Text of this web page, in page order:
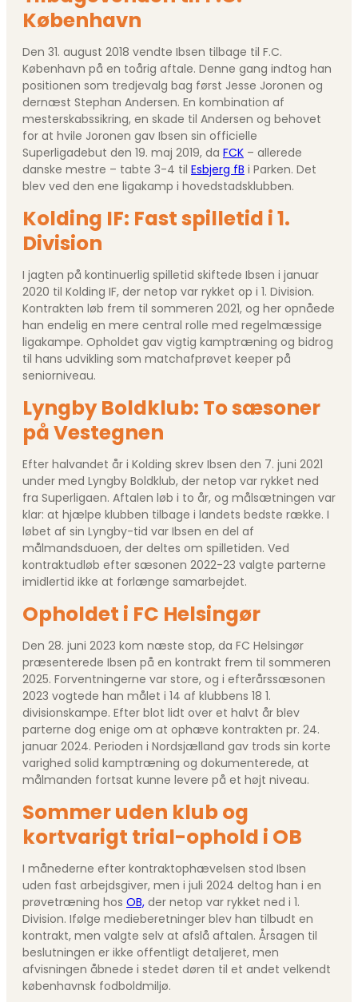
København
Den 31. august 2018 vendte Ibsen tilbage til F.C.
København på en toårig aftale. Denne gang indtog han
positionen som tredjevalg bag først Jesse Joronen og
dernæst Stephan Andersen. En kombination af
mesterskabssikring, en skade til Andersen og behovet
for at hvile Joronen gav Ibsen sin officielle
Superligadebut den 19. maj 2019, da FCK – allerede
danske mestre – tabte 3-4 til Esbjerg fB i Parken. Det
blev ved den ene ligakamp i hovedstadsklubben.
Kolding IF: Fast spilletid i 1.
Division
I jagten på kontinuerlig spilletid skiftede Ibsen i januar
2020 til Kolding IF, der netop var rykket op i 1. Division.
Kontrakten løb frem til sommeren 2021, og her opnåede
han endelig en mere central rolle med regelmæssige
ligakampe. Opholdet gav vigtig kamptræning og bidrog
til hans udvikling som matchafprøvet keeper på
seniorniveau.
Lyngby Boldklub: To sæsoner
på Vestegnen
Efter halvandet år i Kolding skrev Ibsen den 7. juni 2021
under med Lyngby Boldklub, der netop var rykket ned
fra Superligaen. Aftalen løb i to år, og målsætningen var
klar: at hjælpe klubben tilbage i landets bedste række. I
løbet af sin Lyngby-tid var Ibsen en del af
målmandsduoen, der deltes om spilletiden. Ved
kontraktudløb efter sæsonen 2022-23 valgte parterne
imidlertid ikke at forlænge samarbejdet.
Opholdet i FC Helsingør
Den 28. juni 2023 kom næste stop, da FC Helsingør
præsenterede Ibsen på en kontrakt frem til sommeren
2025. Forventningerne var store, og i efterårssæsonen
2023 vogtede han målet i 14 af klubbens 18 1.
divisionskampe. Efter blot lidt over et halvt år blev
parterne dog enige om at ophæve kontrakten pr. 24.
januar 2024. Perioden i Nordsjælland gav trods sin korte
varighed solid kamptræning og dokumenterede, at
målmanden fortsat kunne levere på et højt niveau.
Sommer uden klub og
kortvarigt trial-ophold i OB
I månederne efter kontraktophævelsen stod Ibsen
uden fast arbejdsgiver, men i juli 2024 deltog han i en
prøvetræning hos OB, der netop var rykket ned i 1.
Division. Ifølge medieberetninger blev han tilbudt en
kontrakt, men valgte selv at afslå aftalen. Årsagen til
beslutningen er ikke offentligt detaljeret, men
afvisningen åbnede i stedet døren til et andet velkendt
københavnsk fodboldmiljø.